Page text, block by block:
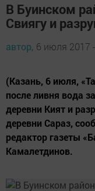
В Буинском
Свиягу и
автор, 6 июля 2017
(Казань, 6 июля,
после ливня вода
деревни Кият и
деревни Сараз,
редактор газеты
Камалетдинов.